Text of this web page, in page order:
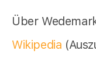
Über
Wikipedia